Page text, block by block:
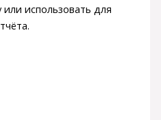
использовать для